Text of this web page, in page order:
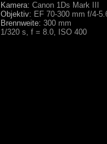
Kamera: Canon 1Ds Mark III
Objektiv: EF 70-300 mm f/4-
Brennweite: 300 mm
1/320 s, f = 8.0, ISO 400